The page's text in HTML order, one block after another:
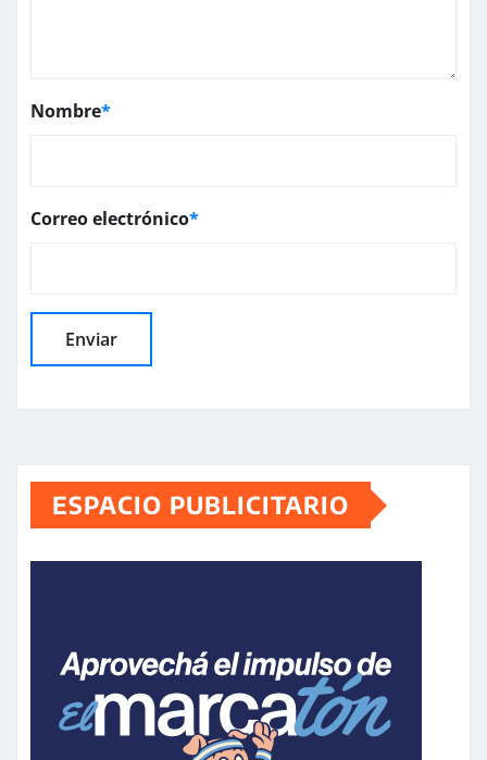
Nombre*
Correo electrónico*
ESPACIO PUBLICITARIO